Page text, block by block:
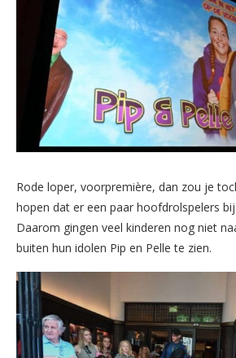
Rode loper, voorpremière, dan zou je
hopen dat er een paar hoofdrolspelers
Daarom gingen veel kinderen nog niet
buiten hun idolen Pip en Pelle te zien.